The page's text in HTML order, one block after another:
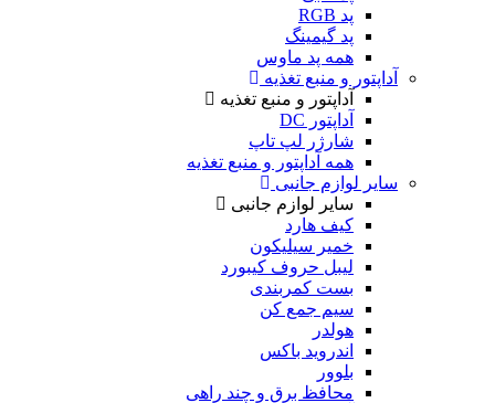
پد RGB
پد گیمینگ
همه پد ماوس
آداپتور و منبع تغذیه
آداپتور و منبع تغذیه
آداپتور DC
شارژر لپ تاپ
همه آداپتور و منبع تغذیه
سایر لوازم جانبی
سایر لوازم جانبی
کیف هارد
خمیر سیلیکون
لیبل حروف کیبورد
بست کمربندی
سیم جمع کن
هولدر
اندروید باکس
بلوور
محافظ برق و چند راهی